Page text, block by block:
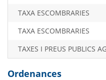
TAXA ESCOMBRARIES
TAXA ESCOMBRARIES
TAXES I PREUS PUBLICS
Ordenances